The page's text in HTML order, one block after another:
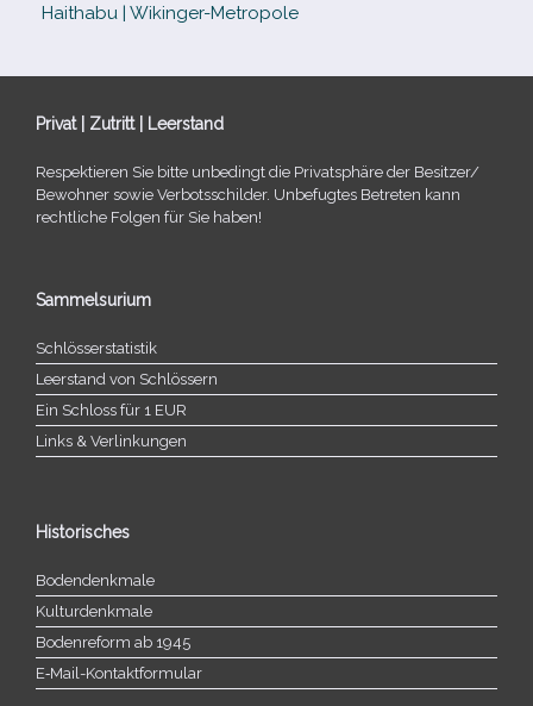
Haithabu | Wikinger-Metropole
Privat | Zutritt | Leerstand
Respektieren Sie bitte unbe­dingt die Privatsphäre der Besitzer/​
Bewohner sowie Verbotsschilder. Unbefugtes Betreten kann
recht­li­che Folgen für Sie haben!
Sammelsurium
Schlösserstatistik
Leerstand von Schlössern
Ein Schloss für 1 EUR
Links & Verlinkungen
Historisches
Bodendenkmale
Kulturdenkmale
Bodenreform ab 1945
E‑Mail-​​Kontaktformular